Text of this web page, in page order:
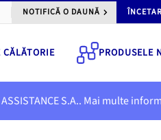
NOTIFICĂ O DAUNĂ
PRODUSELE
S.A.. Mai multe